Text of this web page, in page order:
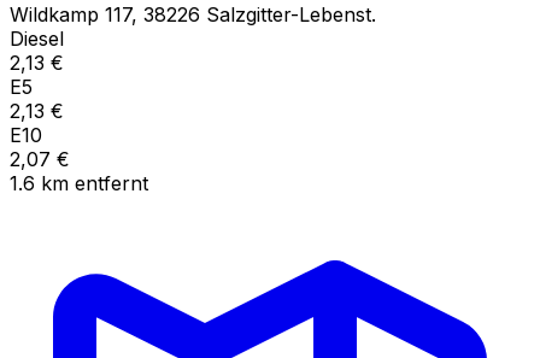
Wildkamp 117, 38226 Salzgitter-Lebenst.
Diesel
2,13 €
E5
2,13 €
E10
2,07 €
1.6 km entfernt